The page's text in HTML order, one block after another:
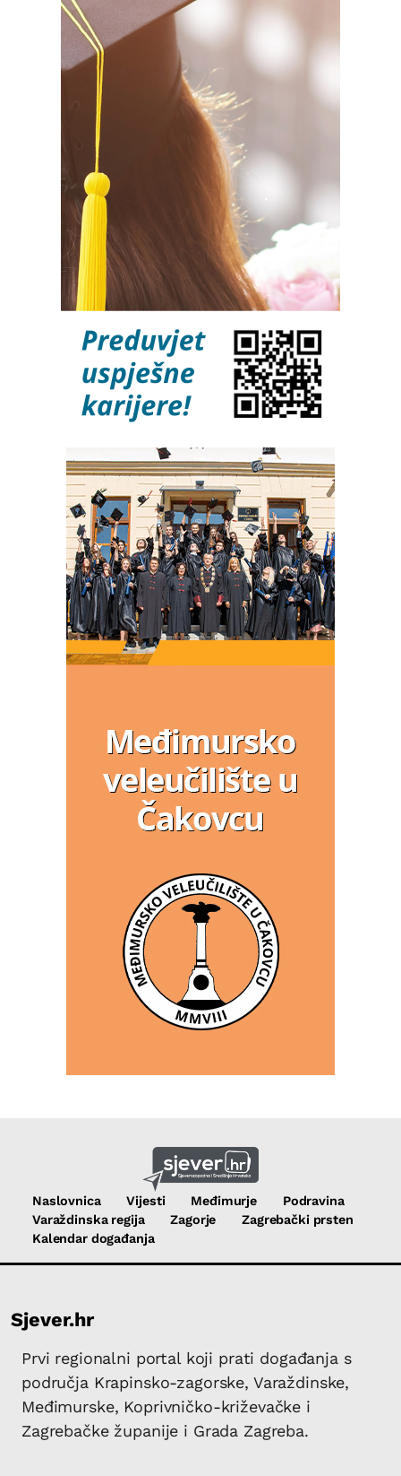
Naslovnica Vijesti Međimurje
Podravina
Varaždinska regija
Zagorje
Zagrebački prsten
Kalendar događanja
Sjever.hr
Prvi regionalni portal koji prati događanja s
područja Krapinsko-zagorske, Varaždinske,
Međimurske, Koprivničko-križevačke i
Zagrebačke županije i Grada Zagreba.